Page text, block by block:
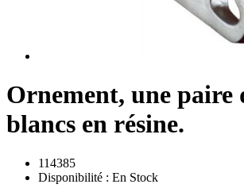
Ornement, une paire
blancs en résine.
114385
Disponibilité : En Stock